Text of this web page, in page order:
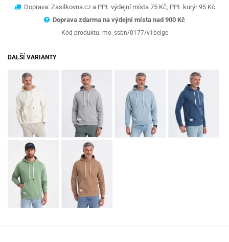
Doprava: Zasilkovna.cz a PPL výdejní místa 75 Kč, PPL kurýr 95 Kč
Doprava zdarma na výdejní místa nad 900 Kč
Kód produktu: mo_ssbn/0177/v1beige
DALŠÍ VARIANTY